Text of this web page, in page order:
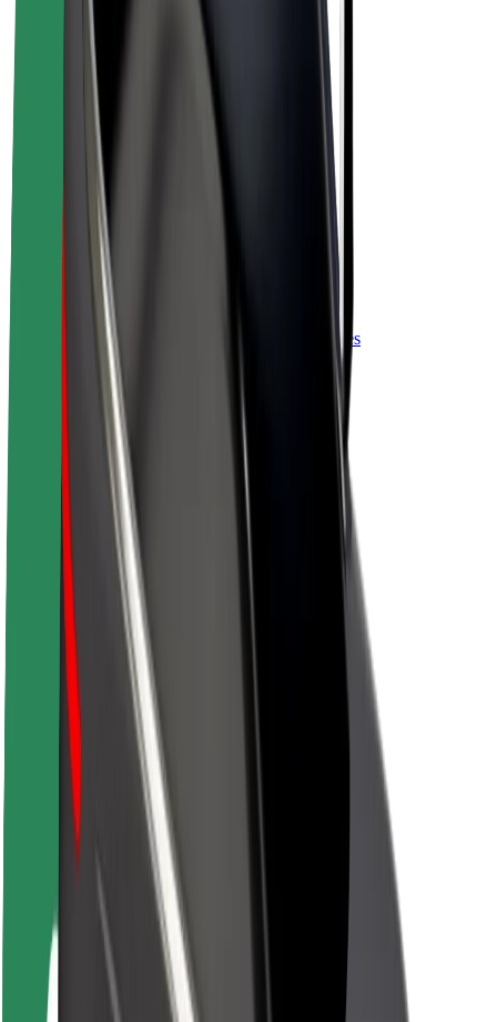
„Bolt for Business“
„Bolt Plus“
Užsidirbkite su „Bolt“
Vairuotojai
Vairuotojo pajamos
Kurjeriai
Kurjerio pajamos
„Bolt Food“ restoranai ir parduotuvės
Automobilių nuomos parkai
Franšizės
Apie mus
Karjera
Apie „Bolt“
„Bolt“ tvarumo politika
Projektas „Zero“
Tinklaraštis
Naujienų centras
Prekių ženklo gairės
Misija
Investuotojams
Vadovybė
Prekės ženklas
Žiniasklaidai
„Urban Fund“